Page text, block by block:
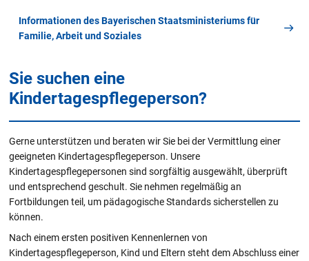
Informationen des Bayerischen Staatsministeriums für
Familie, Arbeit und Soziales
Sie suchen eine
Kindertagespflegeperson?
Gerne unterstützen und beraten wir Sie bei der Vermittlung einer
geeigneten Kindertagespflegeperson. Unsere
Kindertagespflegepersonen sind sorgfältig ausgewählt, überprüft
und entsprechend geschult. Sie nehmen regelmäßig an
Fortbildungen teil, um pädagogische Standards sicherstellen zu
können.
Nach einem ersten positiven Kennenlernen von
Kindertagespflegeperson, Kind und Eltern steht dem Abschluss einer